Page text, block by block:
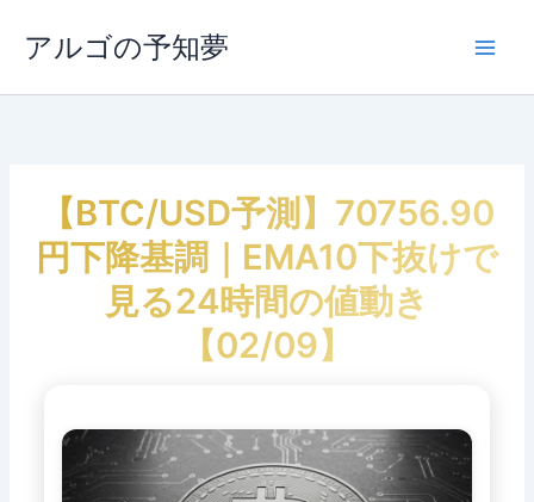
ス
アルゴの予知夢
【BTC/USD予測】70756.90
円下降基調｜EMA10下抜けで
見る24時間の値動き
【02/09】